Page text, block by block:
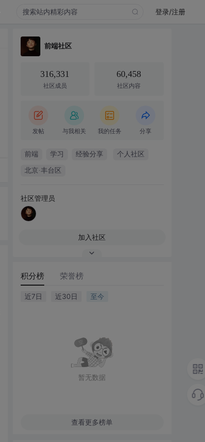
登录/注册
前端社区
316,331
社区成员
60,458
社区内容
发帖 与我相关 我的任务 分享
前端 学习 经验分享 个人社区
北京·丰台区
社区管理员
加入社区
积分榜 荣誉榜
近7日 近30日 至今
暂无数据
查看更多榜单